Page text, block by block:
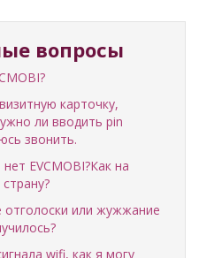
вопросы
карточку,
ли вводить pin
звонить.
EVCMOBI?Как на
или жужжание
wifi, как я могу